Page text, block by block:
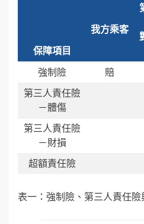
保障項目
我方乘客
強制險 賠
第三人責任險
－體傷
第三人責任險
－財損
超額責任險
表一：強制險、第三人責任